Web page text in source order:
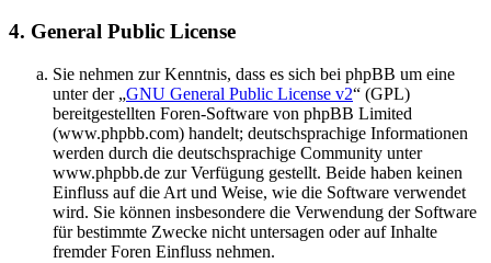
4. General Public License
Sie nehmen zur Kenntnis, dass es sich bei phpBB um eine
unter der „GNU General Public License v2“ (GPL)
bereitgestellten Foren-Software von phpBB Limited
(www.phpbb.com) handelt; deutschsprachige Informationen
werden durch die deutschsprachige Community unter
www.phpbb.de zur Verfügung gestellt. Beide haben keinen
Einfluss auf die Art und Weise, wie die Software verwendet
wird. Sie können insbesondere die Verwendung der Software
für bestimmte Zwecke nicht untersagen oder auf Inhalte
fremder Foren Einfluss nehmen.